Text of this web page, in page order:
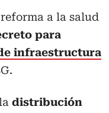
a la salud
para
infraestructura
distribución